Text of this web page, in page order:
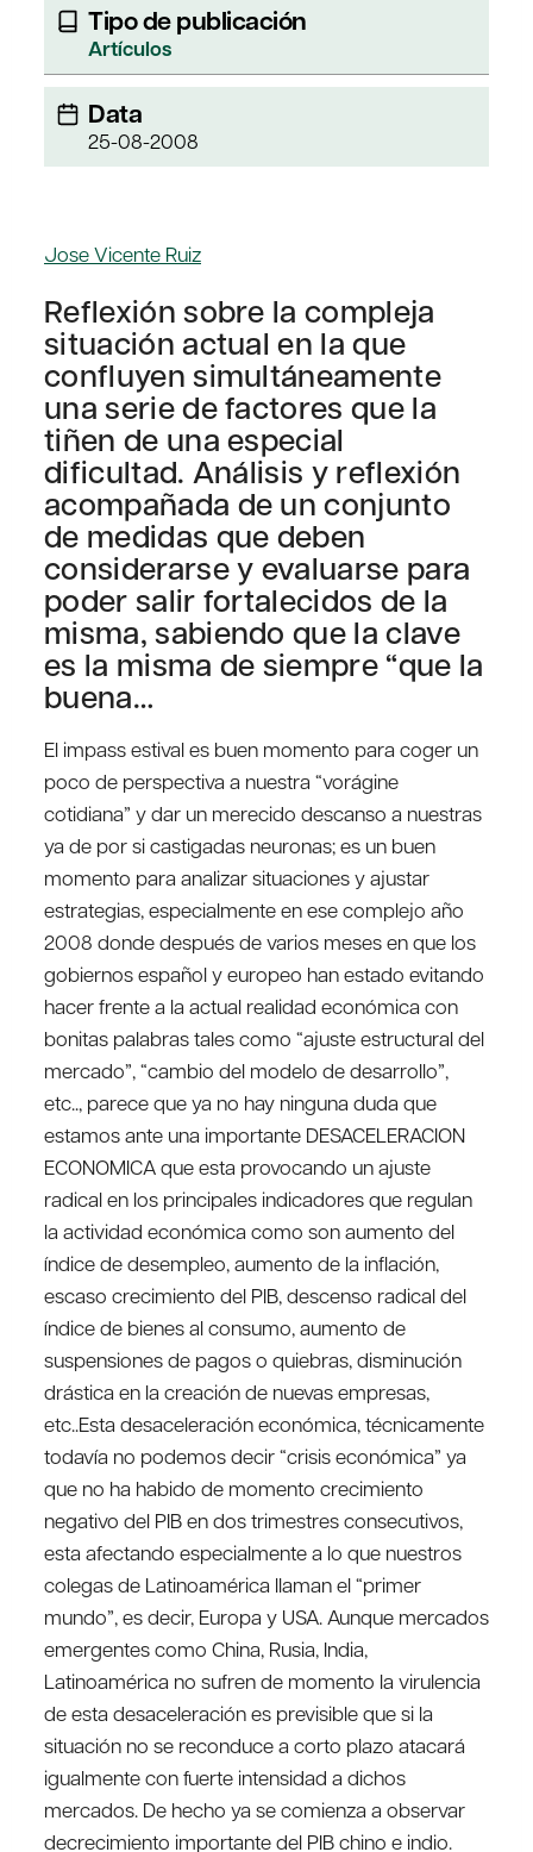
Tipo de publicación
Artículos
Data
25-08-2008
Jose Vicente Ruiz
Reflexión sobre la compleja
situación actual en la que
confluyen simultáneamente
una serie de factores que la
tiñen de una especial
dificultad. Análisis y reflexión
acompañada de un conjunto
de medidas que deben
considerarse y evaluarse para
poder salir fortalecidos de la
misma, sabiendo que la clave
es la misma de siempre “que la
buena…
El impass estival es buen momento para coger un
poco de perspectiva a nuestra “vorágine
cotidiana” y dar un merecido descanso a nuestras
ya de por si castigadas neuronas; es un buen
momento para analizar situaciones y ajustar
estrategias, especialmente en ese complejo año
2008 donde después de varios meses en que los
gobiernos español y europeo han estado evitando
hacer frente a la actual realidad económica con
bonitas palabras tales como “ajuste estructural del
mercado”, “cambio del modelo de desarrollo”,
etc.., parece que ya no hay ninguna duda que
estamos ante una importante DESACELERACION
ECONOMICA que esta provocando un ajuste
radical en los principales indicadores que regulan
la actividad económica como son aumento del
índice de desempleo, aumento de la inflación,
escaso crecimiento del PIB, descenso radical del
índice de bienes al consumo, aumento de
suspensiones de pagos o quiebras, disminución
drástica en la creación de nuevas empresas,
etc..Esta desaceleración económica, técnicamente
todavía no podemos decir “crisis económica” ya
que no ha habido de momento crecimiento
negativo del PIB en dos trimestres consecutivos,
esta afectando especialmente a lo que nuestros
colegas de Latinoamérica llaman el “primer
mundo”, es decir, Europa y USA. Aunque mercados
emergentes como China, Rusia, India,
Latinoamérica no sufren de momento la virulencia
de esta desaceleración es previsible que si la
situación no se reconduce a corto plazo atacará
igualmente con fuerte intensidad a dichos
mercados. De hecho ya se comienza a observar
decrecimiento importante del PIB chino e indio.